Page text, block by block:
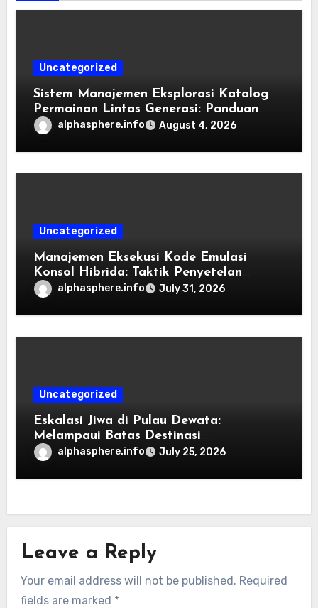
Uncategorized
Sistem Manajemen Eksplorasi Katalog
Permainan Lintas Generasi: Panduan
Pengorganisasian Berkas ROM dan
Emulasi
alphasphere.info August 4, 2026
Uncategorized
Manajemen Eksekusi Kode Emulasi
Konsol Hibrida: Taktik Penyetelan
Shader dan Rendisi Grafis
alphasphere.info July 31, 2026
Uncategorized
Eskalasi Jiwa di Pulau Dewata:
Melampaui Batas Destinasi
Konvensional di Tahun 2026
alphasphere.info July 25, 2026
Leave a Reply
Your email address will not be published. Required
fields are marked *